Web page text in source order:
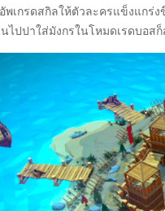
พเกรดสกิลให้ตัวละครแข็งแก
ไปปาใส่มังกรในโหมดเรดบอส